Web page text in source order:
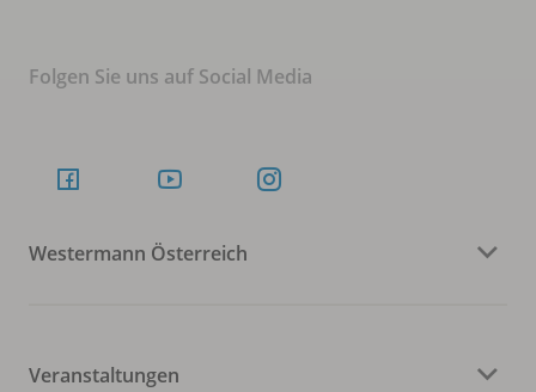
Folgen Sie uns auf Social Media
Westermann Österreich
Veranstaltungen